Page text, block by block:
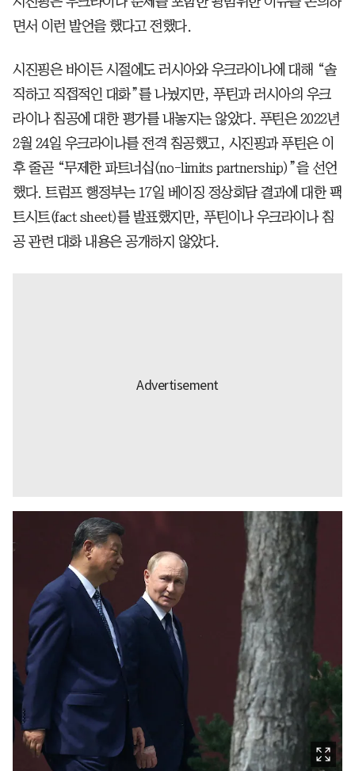
면서 이런 발언을 했다고 전했다.
시진핑은 바이든 시절에도 러시아와 우크라이나에 대해 “솔
직하고 직접적인 대화”를 나눴지만, 푸틴과 러시아의 우크
라이나 침공에 대한 평가를 내놓지는 않았다. 푸틴은 2022년
2월 24일 우크라이나를 전격 침공했고, 시진핑과 푸틴은 이
후 줄곧 “무제한 파트너십(no-limits partnership)”을 선언
했다. 트럼프 행정부는 17일 베이징 정상회담 결과에 대한 팩
트시트(fact sheet)를 발표했지만, 푸틴이나 우크라이나 침
공 관련 대화 내용은 공개하지 않았다.